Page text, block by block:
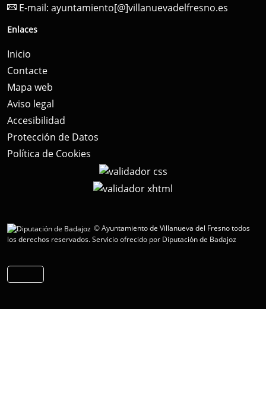
E-mail: ayuntamiento[@]villanuevadelfresno.es
Enlaces
Inicio
Contacte
Mapa web
Aviso legal
Accesibilidad
Protección de Datos
Política de Cookies
© Ayuntamiento de Villanueva del Fresno todos
los derechos reservados.Servicio ofrecido por Diputación de Badajoz